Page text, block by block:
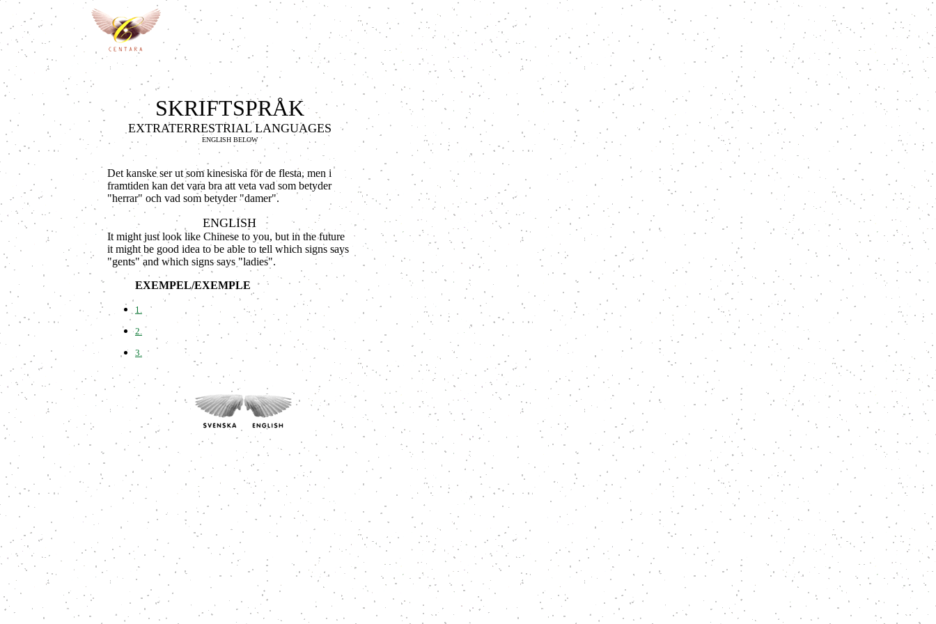
SKRIFTSPRÅK
EXTRATERRESTRIAL LANGUAGES
ENGLISH BELOW
Det kanske ser ut som kinesiska för de flesta, men i
framtiden kan det vara bra att veta vad som betyder
"herrar" och vad som betyder "damer".
ENGLISH
It might just look like Chinese to you, but in the future
it might be good idea to be able to tell which signs says
"gents" and which signs says "ladies".
EXEMPEL/EXEMPLE
1.
2.
3.